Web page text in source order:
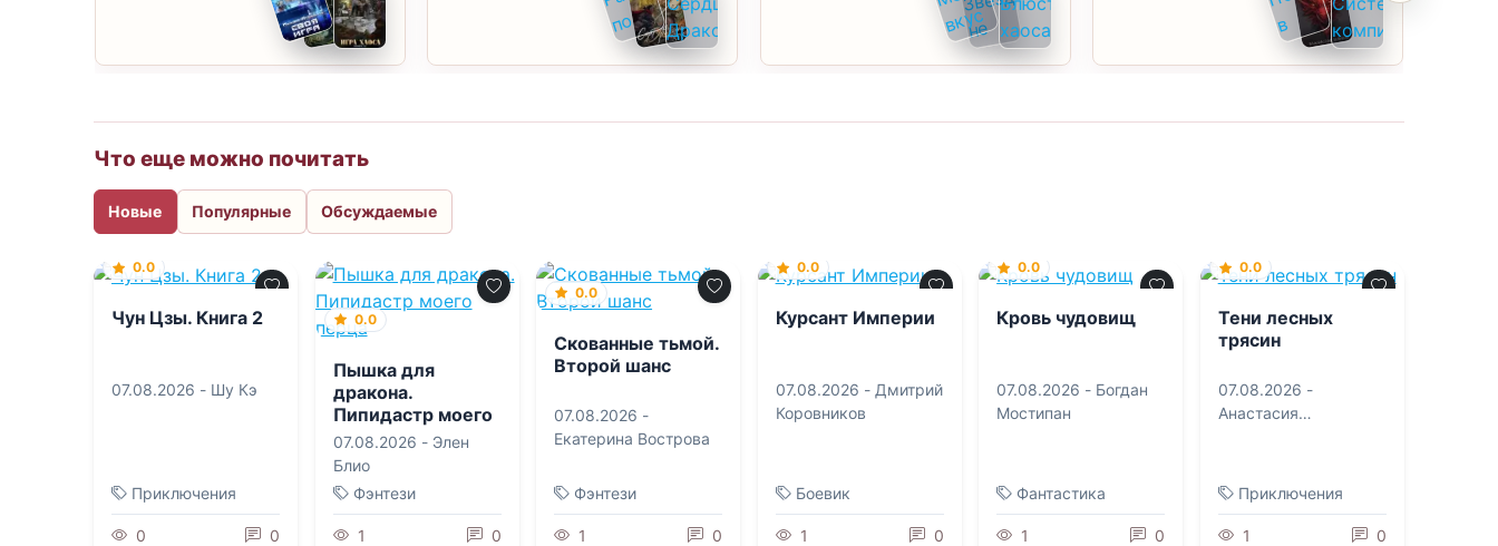
Что еще можно почитать
Новые Популярные Обсуждаемые
0.0
Чун Цзы. Книга 2
07.08.2026 - Шу Кэ
Приключения
0 0
0.0
Пышка для
дракона.
Пипидастр моего
перца
07.08.2026 - Элен
Блио
Фэнтези
1 0
0.0
Скованные тьмой.
Второй шанс
07.08.2026 -
Екатерина Вострова
Фэнтези
1 0
0.0
Курсант Империи
07.08.2026 - Дмитрий
Коровников
Боевик
1 0
0.0
Кровь чудовищ
07.08.2026 - Богдан
Мостипан
Фантастика
1 0
0.0
Тени лесных
трясин
07.08.2026 -
Анастасия
Приключения
1 0